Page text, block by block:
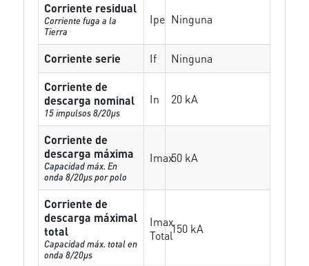
Corriente residual
Corriente fuga a la
Tierra
Ipe Ninguna
Corriente serie If
Ninguna
Corriente de
descarga nominal
15 impulsos 8/20µs
In 20 kA
Corriente de
descarga máxima
Capacidad máx. En
onda 8/20µs por polo
Imax50 kA
Corriente de
descarga máximal
total
Capacidad máx. total en
onda 8/20µs
Imax
Total150 kA